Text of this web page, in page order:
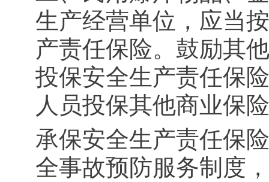
生产经营单位，应当
产责任保险。鼓励其
投保安全生产责任保
人员投保其他商业保
承保安全生产责任保
全事故预防服务制度